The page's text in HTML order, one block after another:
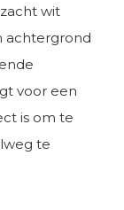
wit
achtergrond
voor een
is om te
te